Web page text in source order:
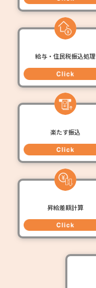
給与・住民税振込処理
楽たす振込
昇給差額計算